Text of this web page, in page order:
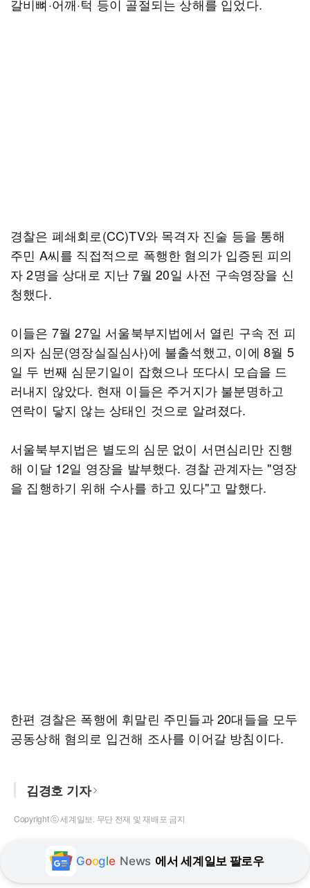
갈비뼈·어깨·턱 등이 골절되는 상해를 입었다.
경찰은 폐쇄회로(CC)TV와 목격자 진술 등을 통해
주민 A씨를 직접적으로 폭행한 혐의가 입증된 피의
자 2명을 상대로 지난 7월 20일 사전 구속영장을 신
청했다.
이들은 7월 27일 서울북부지법에서 열린 구속 전 피
의자 심문(영장실질심사)에 불출석했고, 이에 8월 5
일 두 번째 심문기일이 잡혔으나 또다시 모습을 드
러내지 않았다. 현재 이들은 주거지가 불분명하고
연락이 닿지 않는 상태인 것으로 알려졌다.
서울북부지법은 별도의 심문 없이 서면심리만 진행
해 이달 12일 영장을 발부했다. 경찰 관계자는 "영장
을 집행하기 위해 수사를 하고 있다"고 말했다.
한편 경찰은 폭행에 휘말린 주민들과 20대들을 모두
공동상해 혐의로 입건해 조사를 이어갈 방침이다.
김경호 기자
Copyright ⓒ 세계일보. 무단 전재 및 재배포 금지
Google News 에서 세계일보 팔로우